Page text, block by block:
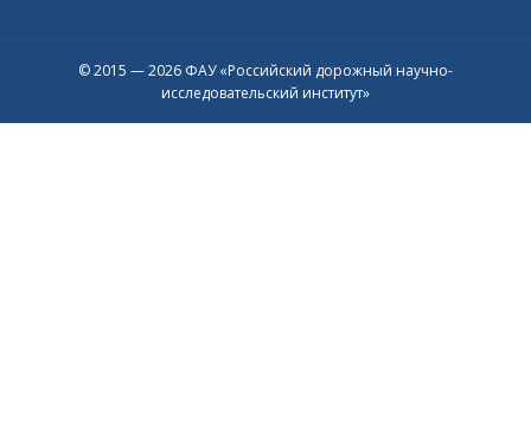
© 2015 — 2026 ФАУ «Российский дорожный научно-
исследовательский институт»